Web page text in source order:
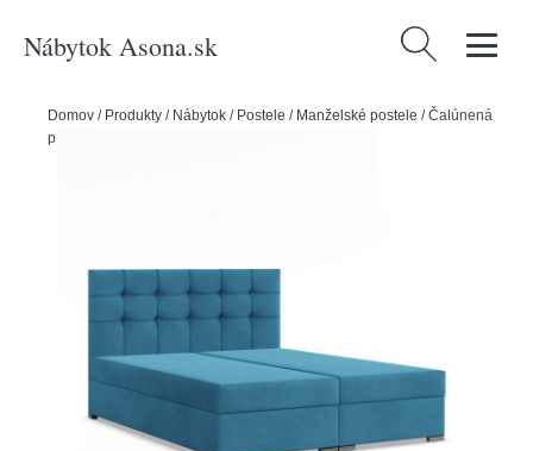
Nábytok Asona.sk Hľadať:
Domov / Produkty / Nábytok / Postele / Manželské postele /Čalúnená
posteľ ELDA 160x200 cm s pružinovým matracom